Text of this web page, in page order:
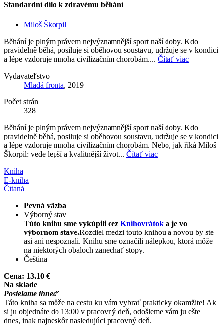
Standardní dílo k zdravému běhání
Miloš Škorpil
Běhání je plným právem nejvýznamnější sport naší doby. Kdo
pravidelně běhá, posiluje si oběhovou soustavu, udržuje se v kondici
a lépe vzdoruje mnoha civilizačním chorobám.... Čítať viac
Vydavateľstvo
Mladá fronta, 2019
Počet strán
328
Běhání je plným právem nejvýznamnější sport naší doby. Kdo
pravidelně běhá, posiluje si oběhovou soustavu, udržuje se v kondici
a lépe vzdoruje mnoha civilizačním chorobám. Nebo, jak říká Miloš
Škorpil: vede lepší a kvalitnější život... Čítať viac
Kniha
E-kniha
Čítaná
Pevná väzba
Výborný stav
Túto knihu sme vykúpili cez Knihovrátok a je vo
výbornom stave.Rozdiel medzi touto knihou a novou by ste
asi ani nespoznali. Knihu sme označili nálepkou, ktorá môže
na niektorých obaloch zanechať stopy.
Čeština
Cena: 13,10 €
Na sklade
Posielame ihneď
Táto kniha sa môže na cestu ku vám vybrať prakticky okamžite! Ak
si ju objednáte do 13:00 v pracovný deň, odošleme vám ju ešte
dnes, inak najneskôr nasledujúci pracovný deň.